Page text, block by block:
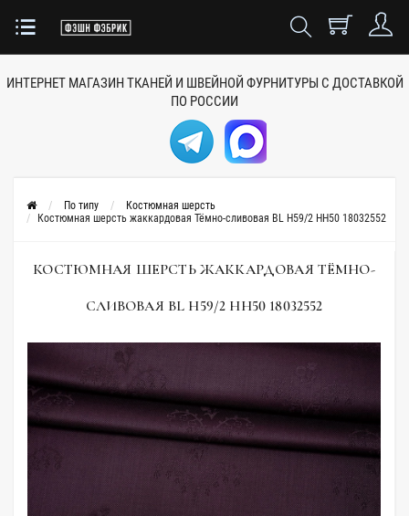
ИНТЕРНЕТ МАГАЗИН ТКАНЕЙ И ШВЕЙНОЙ ФУРНИТУРЫ С ДОСТАВКОЙ
ПО РОССИИ
По типу
Костюмная шерсть
Костюмная шерсть жаккардовая Тёмно-сливовая BL H59/2 HH50 18032552
КОСТЮМНАЯ ШЕРСТЬ ЖАККАРДОВАЯ ТЁМНО-
СЛИВОВАЯ BL H59/2 HH50 18032552